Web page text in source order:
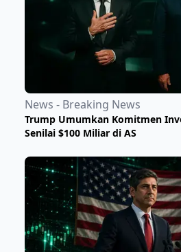
News - Breaking News
Trump Umumkan Komitmen
Senilai $100 Miliar di AS